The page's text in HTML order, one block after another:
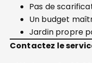
Pas de
Un budget
Jardin propre
Contactez le